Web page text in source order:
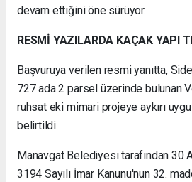
devam ettiğini öne sürüyor.
RESMİ YAZILARDA KAÇAK YAPI
Başvuruya verilen resmi yanıtta,
727 ada 2 parsel üzerinde bulunan
ruhsat eki mimari projeye aykırı
belirtildi.
Manavgat Belediyesi tarafından 30
3194 Sayılı İmar Kanunu'nun 32.